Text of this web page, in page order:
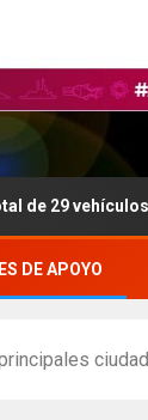
robados fueron
DE APOYO